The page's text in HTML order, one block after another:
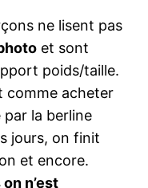
ne lisent pas
et sont
poids/taille.
comme acheter
la berline
jours, on finit
et encore.
n’est